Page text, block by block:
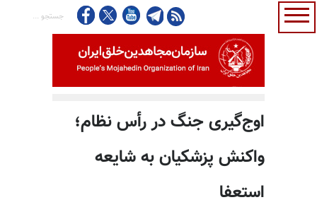
اوج‌گیری جنگ در رأس نظام؛
واکنش پزشکیان به شایعه
استعفا